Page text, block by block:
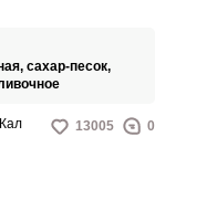
гостями
десертом, вкус
сахар-песок,
13005 0